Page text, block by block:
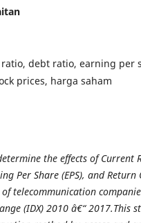
debt ratio, earning per
prices, harga saham
the effects of Current
Per Share (EPS), and Return
of telecommunication
(IDX) 2010 â€“ 2017.This